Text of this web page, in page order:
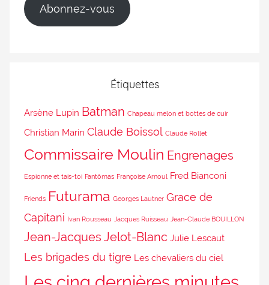
Abonnez-vous
Étiquettes
Arsène Lupin Batman Chapeau melon et bottes de cuir
Christian Marin Claude Boissol Claude Rollet
Commissaire Moulin Engrenages
Espionne et tais-toi Fantômas Françoise Arnoul Fred Bianconi
Friends Futurama Georges Lautner Grace de
Capitani
Ivan Rousseau Jacques Ruisseau Jean-Claude BOUILLON
Jean-Jacques Jelot-Blanc Julie Lescaut
Les brigades du tigre Les chevaliers du ciel